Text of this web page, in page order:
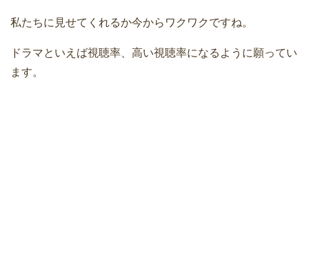
私たちに見せてくれるか今からワクワクですね。
ドラマといえば視聴率、高い視聴率になるように願ってい
ます。